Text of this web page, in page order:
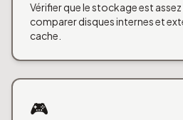
Vérifier que le stockage est
comparer disques internes et
cache.
🎮